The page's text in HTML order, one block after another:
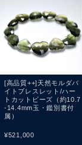
[高品質++]天然モルダバ
イトブレスレット/ハー
トカットビーズ（約10.7
-14.4mm玉・鑑別書付
属）
¥521,000